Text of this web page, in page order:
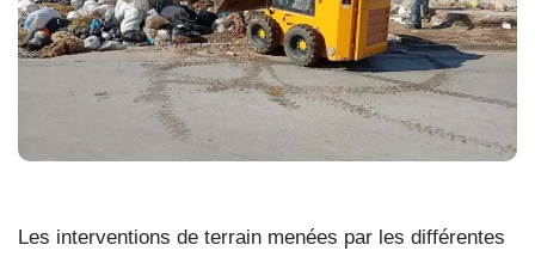
Les interventions de terrain menées par les différentes